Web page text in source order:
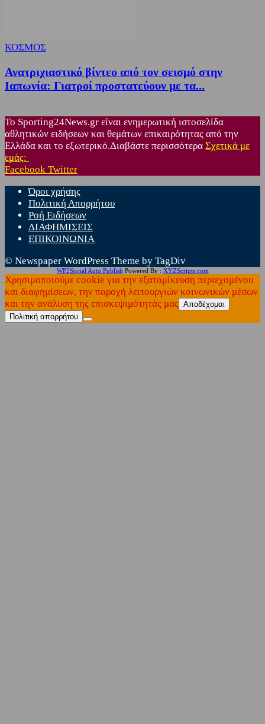
ΚΟΣΜΟΣ
Ανατριχιαστικό βίντεο από τον σεισμό στην
Ιαπωνία: Γιατροί προστατεύουν με τα...
Το Sporting24News.gr είναι ενημερωτική ιστοσελίδα
αθλητικών ειδήσεων και θεμάτων επικαιρότητας από την
Ελλάδα και το εξωτερικό.Διαβάστε περισσότερα Σχετικά με
εμάς:
Facebook Twitter
Όροι χρήσης
Πολιτική Απορρήτου
Ροή Ειδήσεων
ΔΙΑΦΗΜΙΣΕΙΣ
ΕΠΙΚΟΙΝΩΝΙΑ
© Newspaper WordPress Theme by TagDiv
WP2Social Auto Publish Powered By : XYZScripts.com
Χρησιμοποιούμε cookie για την εξατομίκευση περιεχομένου
και διαφημίσεων, την παροχή λειτουργιών κοινωνικών μέσων
και την ανάλυση της επισκεψιμότητάς μας Αποδέχομαι
Πολιτική απορρήτου